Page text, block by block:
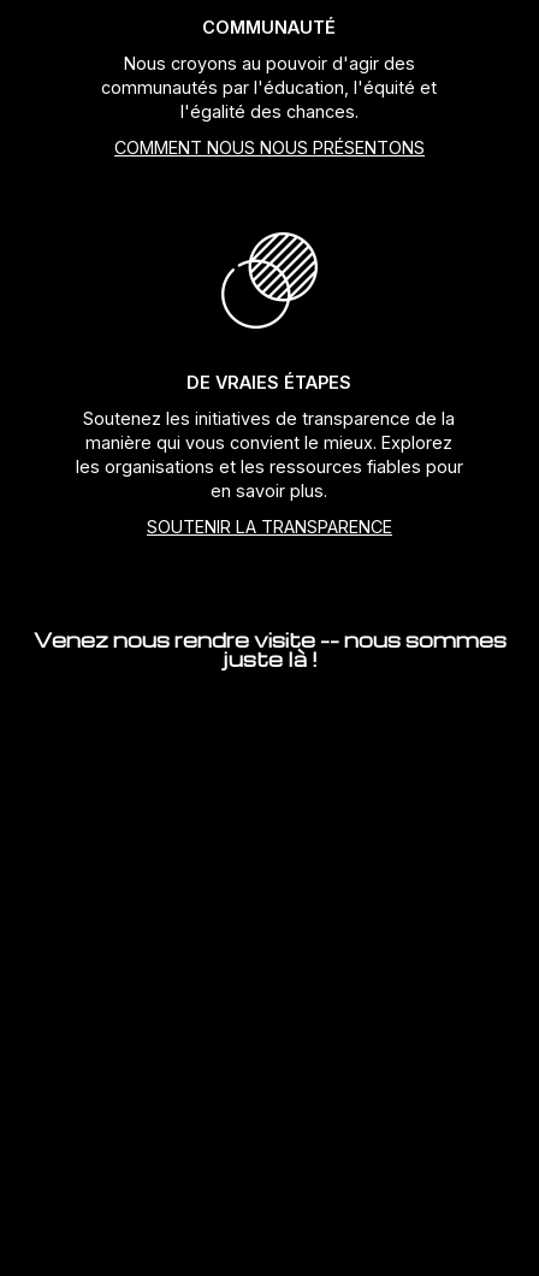
COMMUNAUTÉ
Nous croyons au pouvoir d'agir des
communautés par l'éducation, l'équité et
l'égalité des chances.
COMMENT NOUS NOUS PRÉSENTONS
DE VRAIES ÉTAPES
Soutenez les initiatives de transparence de la
manière qui vous convient le mieux. Explorez
les organisations et les ressources fiables pour
en savoir plus.
SOUTENIR LA TRANSPARENCE
Venez nous rendre visite -- nous sommes
juste là !